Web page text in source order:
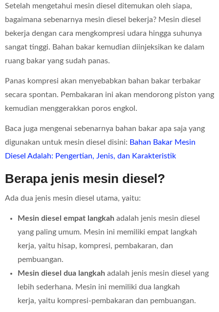
Setelah mengetahui mesin diesel ditemukan oleh siapa,
bagaimana sebenarnya mesin diesel bekerja? Mesin diesel
bekerja dengan cara mengkompresi udara hingga suhunya
sangat tinggi. Bahan bakar kemudian diinjeksikan ke dalam
ruang bakar yang sudah panas.
Panas kompresi akan menyebabkan bahan bakar terbakar
secara spontan. Pembakaran ini akan mendorong piston yang
kemudian menggerakkan poros engkol.
Baca juga mengenai sebenarnya bahan bakar apa saja yang
digunakan untuk mesin diesel disini: Bahan Bakar Mesin
Diesel Adalah: Pengertian, Jenis, dan Karakteristik
Berapa jenis mesin diesel?
Ada dua jenis mesin diesel utama, yaitu:
Mesin diesel empat langkah adalah jenis mesin diesel
yang paling umum. Mesin ini memiliki empat langkah
kerja, yaitu hisap, kompresi, pembakaran, dan
pembuangan.
Mesin diesel dua langkah adalah jenis mesin diesel yang
lebih sederhana. Mesin ini memiliki dua langkah
kerja, yaitu kompresi-pembakaran dan pembuangan.